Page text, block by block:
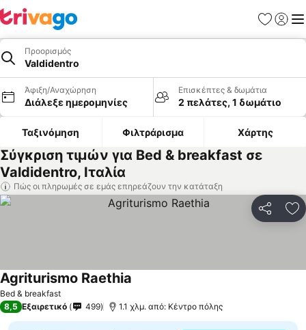
Προορισμός
Valdidentro
Άφιξη/Αναχώρηση
Διάλεξε ημερομηνίες
Επισκέπτες & δωμάτια
2 πελάτες, 1 δωμάτιο
Ταξινόμηση Φιλτράρισμα Χάρτης
Σύγκριση τιμών για Bed & breakfast σε
Valdidentro, Ιταλία
Πώς οι πληρωμές σε εμάς επηρεάζουν την κατάταξη
Bed & breakfast
Agriturismo Raethia
8,5 Εξαιρετικό 499 1.1 χλμ. από: Κέντρο πόλης